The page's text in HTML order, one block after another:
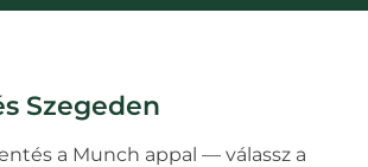
Szegeden
a Munch appal — válassz a